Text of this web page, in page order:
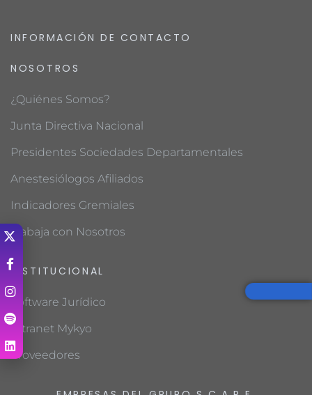
INFORMACIÓN DE CONTACTO
NOSOTROS
¿Quiénes Somos?
Junta Directiva Nacional
Presidentes Sociedades Departamentales
Anestesiólogos Afiliados
Indicadores Gremiales
Trabaja con Nosotros
INSTITUCIONAL
Software Jurídico
Intranet Mykyo
Proveedores